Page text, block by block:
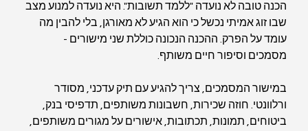
הכנה טובה לא נועדה "ללמד תשובות". היא נועדה למנוע מצב
שבו זוג אמיתי נכשל כי הוא הגיע לא מאורגן, בלי להבין מה
עומד על הפרק. ההכנה הנכונה כוללת שני מישורים -
מסמכים וסיפור חיים משותף.
במישור המסמכים, צריך להגיע עם תיק עדכני, מסודר
ורלוונטי. חוזה שכירות, חשבונות משותפים, תדפיסי בנק,
ביטוחים, תמונות, תכתובות, אישורים על מגורים משותפים,